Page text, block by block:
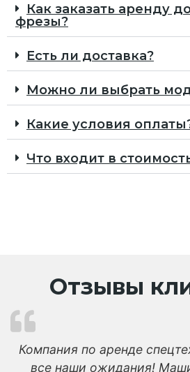
Как заказать аренду
фрезы?
Есть ли доставка?
Можно ли выбрать
Какие условия
Что входит в
Отзывы
Компания по аренде
все наши ожидания!